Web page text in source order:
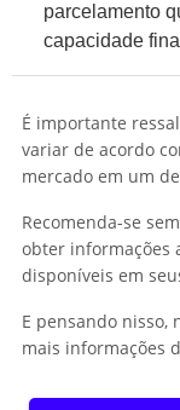
parcelamento
capacidade
É importante
variar de acordo
mercado em um
Recomenda-se
obter informações
disponíveis em
E pensando nisso,
mais informações